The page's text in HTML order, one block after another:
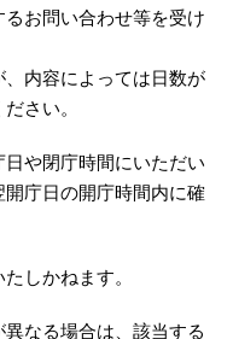
お問い合わせ等を受け
内容によっては日数が
さい。
や閉庁時間にいただい
庁日の開庁時間内に確
しかねます。
なる場合は、該当する